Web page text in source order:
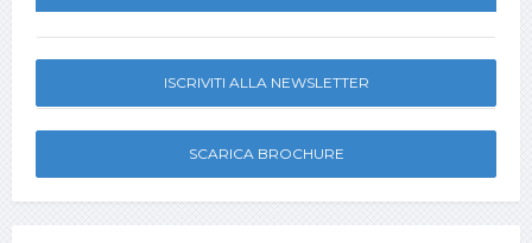
ISCRIVITI ALLA NEWSLETTER
SCARICA BROCHURE